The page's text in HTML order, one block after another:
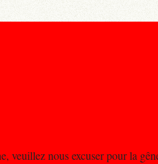
veuillez nous excuser pour la